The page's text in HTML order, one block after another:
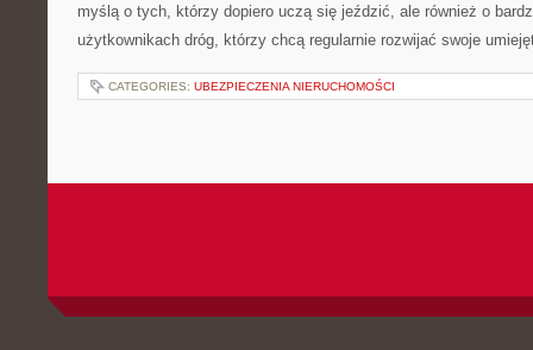
myślą o tych, którzy dopiero uczą się jeździć, ale również o
użytkownikach dróg, którzy chcą regularnie rozwijać swoje
CATEGORIES: UBEZPIECZENIA NIERUCHOMOŚCI